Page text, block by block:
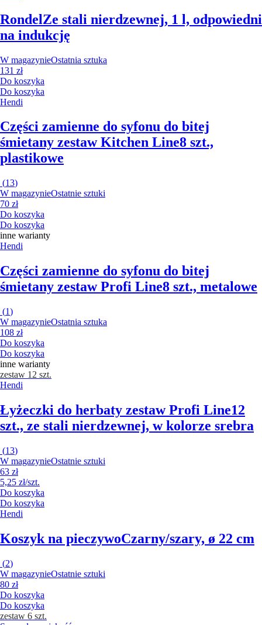
RondelZe stali nierdzewnej, 1 l, odpowiedni
na indukcję
W magazynieOstatnia sztuka
131 zł
Do koszyka
Do koszyka
Hendi
Części zamienne do syfonu do bitej
śmietany zestaw Kitchen Line8 szt.,
plastikowe
(13)
W magazynieOstatnie sztuki
70 zł
Do koszyka
Do koszyka
inne warianty
Hendi
Części zamienne do syfonu do bitej
śmietany zestaw Profi Line8 szt., metalowe
(1)
W magazynieOstatnia sztuka
108 zł
Do koszyka
Do koszyka
inne warianty
zestaw 12 szt.
Hendi
Łyżeczki do herbaty zestaw Profi Line12
szt., ze stali nierdzewnej, w kolorze srebra
(13)
W magazynieOstatnie sztuki
63 zł
5,25 zł/szt.
Do koszyka
Do koszyka
Hendi
Koszyk na pieczywoCzarny/szary, ø 22 cm
(2)
W magazynieOstatnie sztuki
80 zł
Do koszyka
Do koszyka
zestaw 6 szt.